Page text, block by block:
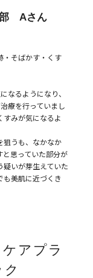
部 Aさん
・そばかす・くす
なるようになり、
療を行っていまし
すみが気になるよ
狙うも、なかなか
思っていた部分が
疑いが芽生えていた
も美肌に近づくき
アプラ